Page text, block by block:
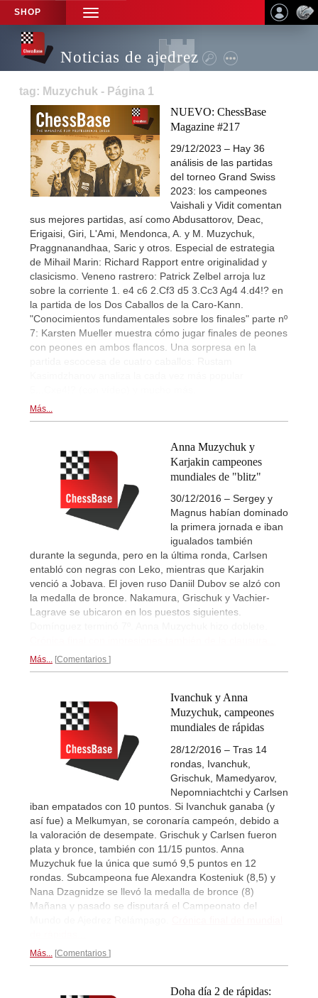
SHOP
TOGGLE
NAVIGATION
Noticias de ajedrez
tag: Muzychuk - Página 1
NUEVO: ChessBase
Magazine #217
29/12/2023 – Hay 36
análisis de las partidas
del torneo Grand Swiss
2023: los campeones
Vaishali y Vidit comentan
sus mejores partidas, así como Abdusattorov, Deac,
Erigaisi, Giri, L'Ami, Mendonca, A. y M. Muzychuk,
Praggnanandhaa, Saric y otros. Especial de estrategia
de Mihail Marin: Richard Rapport entre originalidad y
clasicismo. Veneno rastrero: Patrick Zelbel arroja luz
sobre la corriente 1. e4 c6 2.Cf3 d5 3.Cc3 Ag4 4.d4!? en
la partida de los Dos Caballos de la Caro-Kann.
"Conocimientos fundamentales sobre los finales" parte nº
7: Karsten Mueller muestra cómo jugar finales de peones
con peones en ambos flancos. Una sorpresa en la
Más...
Anna Muzychuk y
Karjakin campeones
mundiales de "blitz"
30/12/2016 – Sergey y
Magnus habían dominado
la primera jornada e iban
igualados también
durante la segunda, pero en la última ronda, Carlsen
entabló con negras con Leko, mientras que Karjakin
venció a Jobava. El joven ruso Daniil Dubov se alzó con
la medalla de bronce. Nakamura, Grischuk y Vachier-
Lagrave se ubicaron en los puestos siguientes.
Más... Comentarios
Ivanchuk y Anna
Muzychuk, campeones
mundiales de rápidas
28/12/2016 – Tras 14
rondas, Ivanchuk,
Grischuk, Mamedyarov,
Nepomniachtchi y Carlsen
iban empatados con 10 puntos. Si Ivanchuk ganaba (y
así fue) a Melkumyan, se coronaría campeón, debido a
la valoración de desempate. Grischuk y Carlsen fueron
plata y bronce, también con 11/15 puntos. Anna
Muzychuk fue la única que sumó 9,5 puntos en 12
rondas. Subcampeona fue Alexandra Kosteniuk (8,5) y
Nana Dzagnidze se llevó la medalla de bronce (8)
Mañana y pasado se disputará el Campeonato del
Más... Comentarios
Doha día 2 de rápidas: